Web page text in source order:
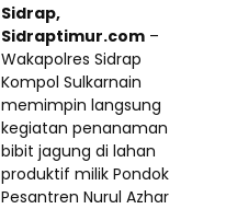
Sidrap,
Sidraptimur.com –
Wakapolres Sidrap
Kompol Sulkarnain
memimpin langsung
kegiatan penanaman
bibit jagung di lahan
produktif milik Pondok
Pesantren Nurul Azhar